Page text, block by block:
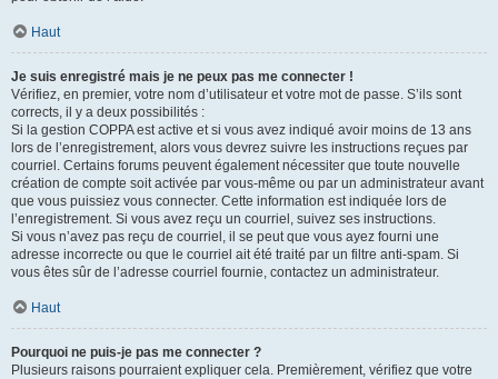
Haut
Je suis enregistré mais je ne peux pas me connecter !
Vérifiez, en premier, votre nom d’utilisateur et votre mot de passe. S’ils sont
corrects, il y a deux possibilités :
Si la gestion COPPA est active et si vous avez indiqué avoir moins de 13 ans
lors de l’enregistrement, alors vous devrez suivre les instructions reçues par
courriel. Certains forums peuvent également nécessiter que toute nouvelle
création de compte soit activée par vous-même ou par un administrateur avant
que vous puissiez vous connecter. Cette information est indiquée lors de
l’enregistrement. Si vous avez reçu un courriel, suivez ses instructions.
Si vous n’avez pas reçu de courriel, il se peut que vous ayez fourni une
adresse incorrecte ou que le courriel ait été traité par un filtre anti-spam. Si
vous êtes sûr de l’adresse courriel fournie, contactez un administrateur.
Haut
Pourquoi ne puis-je pas me connecter ?
Plusieurs raisons pourraient expliquer cela. Premièrement, vérifiez que votre